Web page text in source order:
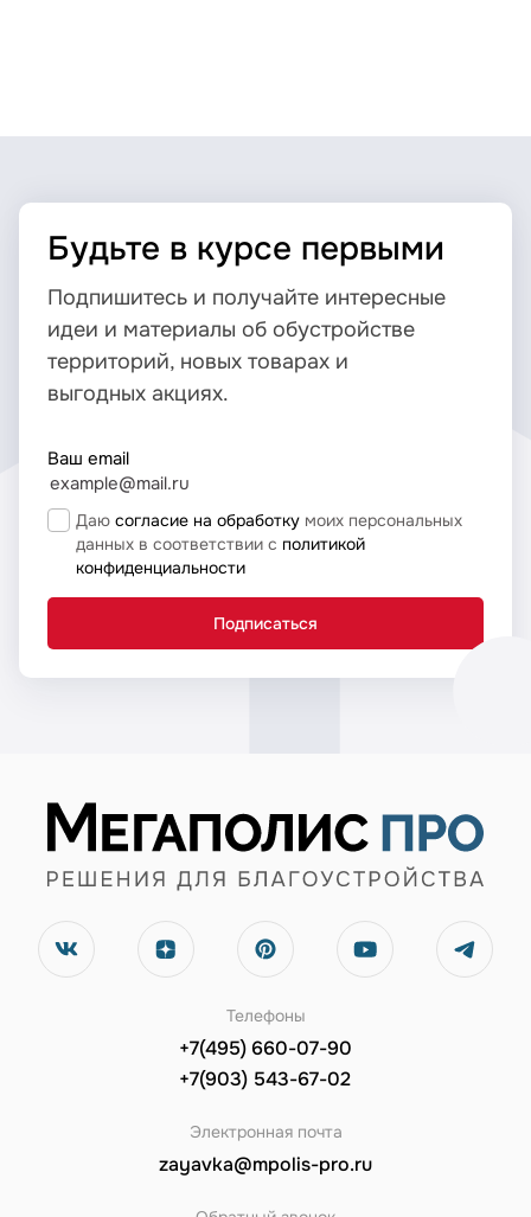
Будьте в курсе первыми
Подпишитесь и получайте интересные
идеи и материалы об обустройстве
территорий, новых товарах и
выгодных акциях.
Ваш email
Даю согласие на обработкумоих персональных
данных в соответствии с политикой
конфиденциальности
Телефоны
+7(495) 660-07-90
+7(903) 543-67-02
Электронная почта
zayavka@mpolis-pro.ru